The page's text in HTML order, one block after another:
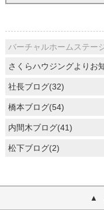
バーチャルホームステー
さくらハウジングよりお
社長ブログ(32)
橋本ブログ(54)
内間木ブログ(41)
松下ブログ(2)